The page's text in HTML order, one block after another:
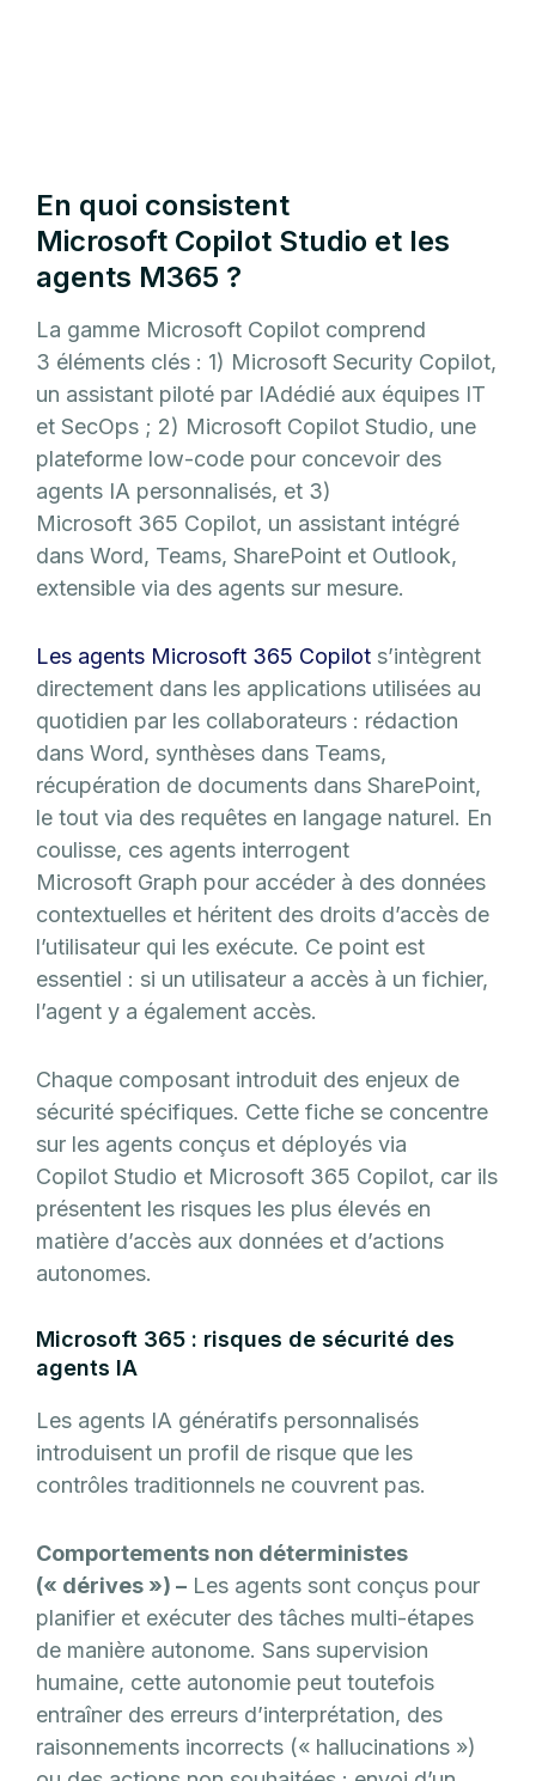
En quoi consistent
Microsoft Copilot Studio et les
agents M365 ?
La gamme Microsoft Copilot comprend
3 éléments clés : 1) Microsoft Security Copilot,
un assistant piloté par IAdédié aux équipes IT
et SecOps ; 2) Microsoft Copilot Studio, une
plateforme low-code pour concevoir des
agents IA personnalisés, et 3)
Microsoft 365 Copilot, un assistant intégré
dans Word, Teams, SharePoint et Outlook,
extensible via des agents sur mesure.
Les agents Microsoft 365 Copilot s’intègrent
directement dans les applications utilisées au
quotidien par les collaborateurs : rédaction
dans Word, synthèses dans Teams,
récupération de documents dans SharePoint,
le tout via des requêtes en langage naturel. En
coulisse, ces agents interrogent
Microsoft Graph pour accéder à des données
contextuelles et héritent des droits d’accès de
l’utilisateur qui les exécute. Ce point est
essentiel : si un utilisateur a accès à un fichier,
l’agent y a également accès.
Chaque composant introduit des enjeux de
sécurité spécifiques. Cette fiche se concentre
sur les agents conçus et déployés via
Copilot Studio et Microsoft 365 Copilot, car ils
présentent les risques les plus élevés en
matière d’accès aux données et d’actions
autonomes.
Microsoft 365 : risques de sécurité des
agents IA
Les agents IA génératifs personnalisés
introduisent un profil de risque que les
contrôles traditionnels ne couvrent pas.
Comportements non déterministes
(« dérives ») – Les agents sont conçus pour
planifier et exécuter des tâches multi-étapes
de manière autonome. Sans supervision
humaine, cette autonomie peut toutefois
entraîner des erreurs d’interprétation, des
raisonnements incorrects (« hallucinations »)